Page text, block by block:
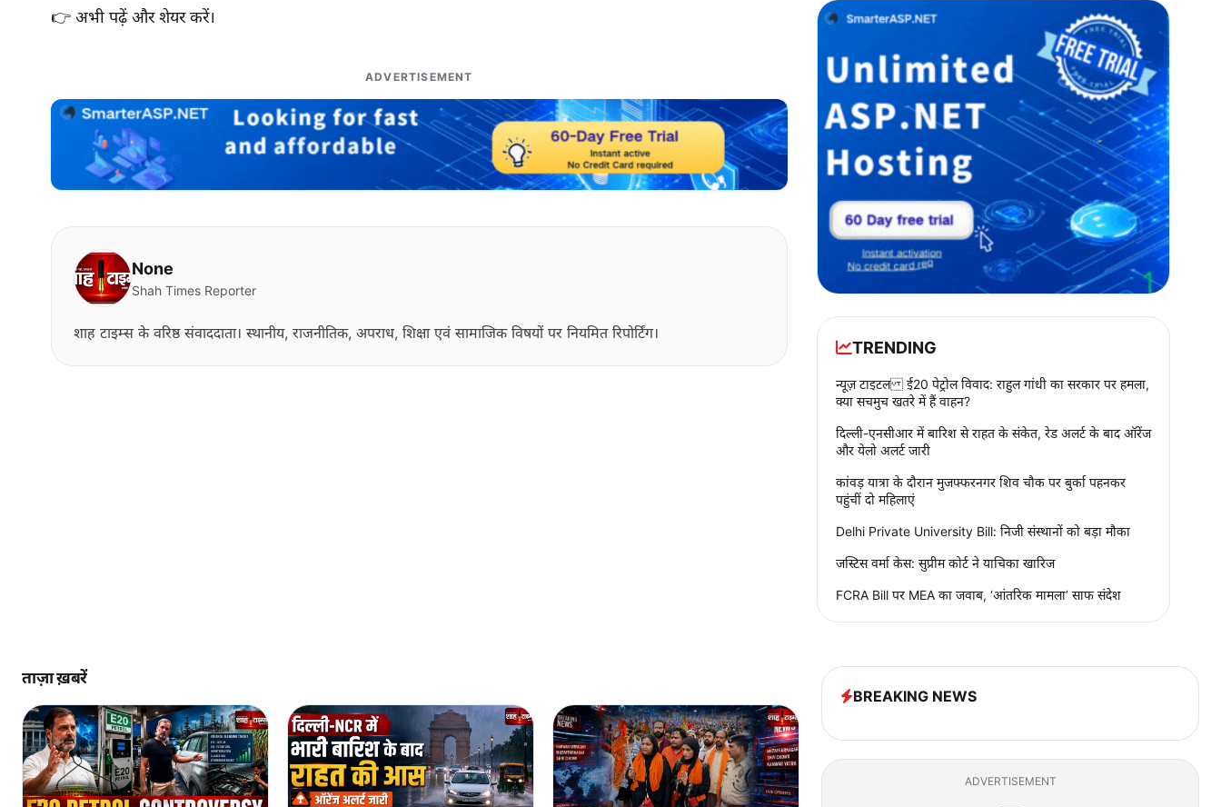
👉 अभी पढ़ें और शेयर करें।
ADVERTISEMENT
None
Shah Times Reporter
शाह टाइम्स के वरिष्ठ संवाददाता। स्थानीय, राजनीतिक, अपराध, शिक्षा एवं सामाजिक विषयों पर नियमित रिपोर्टिंग।
TRENDING
न्यूज़ टाइटल ई20 पेट्रोल विवाद: राहुल गांधी का सरकार पर हमला,
क्या सचमुच खतरे में हैं वाहन?
दिल्ली-एनसीआर में बारिश से राहत के संकेत, रेड अलर्ट के बाद ऑरेंज
और येलो अलर्ट जारी
कांवड़ यात्रा के दौरान मुजफ्फरनगर शिव चौक पर बुर्का पहनकर
पहुंचीं दो महिलाएं
Delhi Private University Bill: निजी संस्थानों को बड़ा मौका
जस्टिस वर्मा केस: सुप्रीम कोर्ट ने याचिका खारिज
FCRA Bill पर MEA का जवाब, ‘आंतरिक मामला’ साफ संदेश
ताज़ा ख़बरें
BREAKING NEWS
ADVERTISEMENT